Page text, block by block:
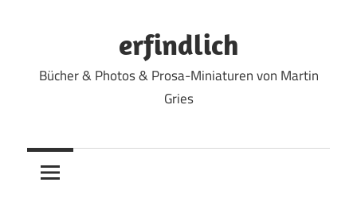
erfindlich
Bücher & Photos & Prosa-Miniaturen von Martin
Gries